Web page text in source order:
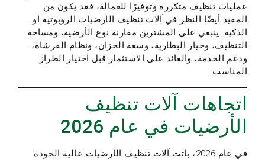
عمليات تنظيف متكررة وتوفيرًا للعمالة، فقد يكون من
المفيد أيضًا النظر في آلات تنظيف الأرضيات الروبوتية أو
الذكية. ينبغي على المشترين مقارنة نوع الأرضية، ومساحة
التنظيف، وخيار البطارية، وسعة الخزان، ونظام الفرشاة،
ودعم الخدمة، والعائد على الاستثمار قبل اختيار الطراز
المناسب.
اتجاهات آلات تنظيف
الأرضيات في عام 2026
في عام 2026، باتت آلات تنظيف الأرضيات عالية الجودة